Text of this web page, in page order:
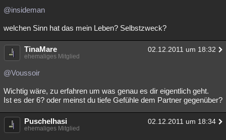
@insideman
welchen Sinn hat das mein Leben? Selbstzweck?
TinaMare 02.12.2011 um 18:32
ehemaliges Mitglied
@Voussoir
Wichtig wäre, zu erfahren um was genau es dir eigentlich geht.
Ist es der 6? oder meinst du tiefe Gefühle dem Partner gegenüber?
Puschelhasi 02.12.2011 um 18:34
ehemaliges Mitglied